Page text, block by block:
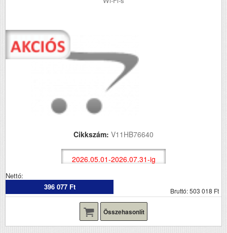
Cikkszám: V11HB76640
2026.05.01-2026.07.31-ig
Nettó:
396 077 Ft
Bruttó: 503 018 Ft
Összehasonlít